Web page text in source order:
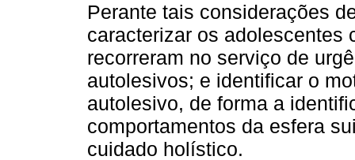
Perante tais considerações
caracterizar os adolescentes
recorreram no serviço de
autolesivos; e identificar o
autolesivo, de forma a
comportamentos da esfera
cuidado holístico.